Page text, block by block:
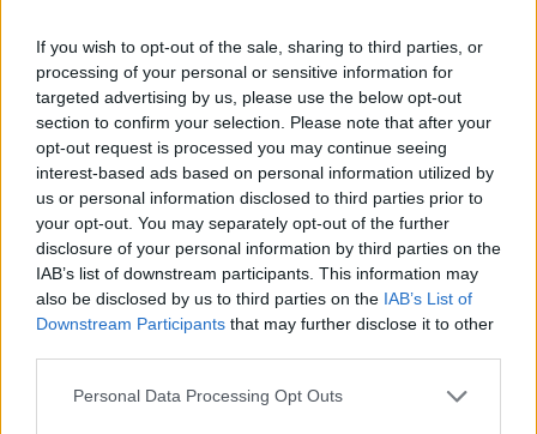
If you wish to opt-out of the sale, sharing to third parties, or
processing of your personal or sensitive information for
targeted advertising by us, please use the below opt-out
section to confirm your selection. Please note that after your
opt-out request is processed you may continue seeing
interest-based ads based on personal information utilized by
us or personal information disclosed to third parties prior to
your opt-out. You may separately opt-out of the further
disclosure of your personal information by third parties on the
IAB’s list of downstream participants. This information may
also be disclosed by us to third parties on the IAB’s List of
Downstream Participants that may further disclose it to other
Please note that this website/app uses one or more Google
Personal Data Processing Opt Outs
PERL, VÁRADI ÉS TANOH DEZ IS OTT VAN A FÉRFI
Észtország, Szlovénia és Svédország következik.